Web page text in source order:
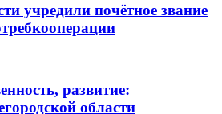
учредили почётное звание
развитие:
области